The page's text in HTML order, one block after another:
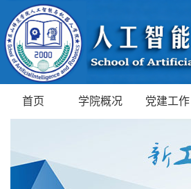
首页 学院概况 党建工作